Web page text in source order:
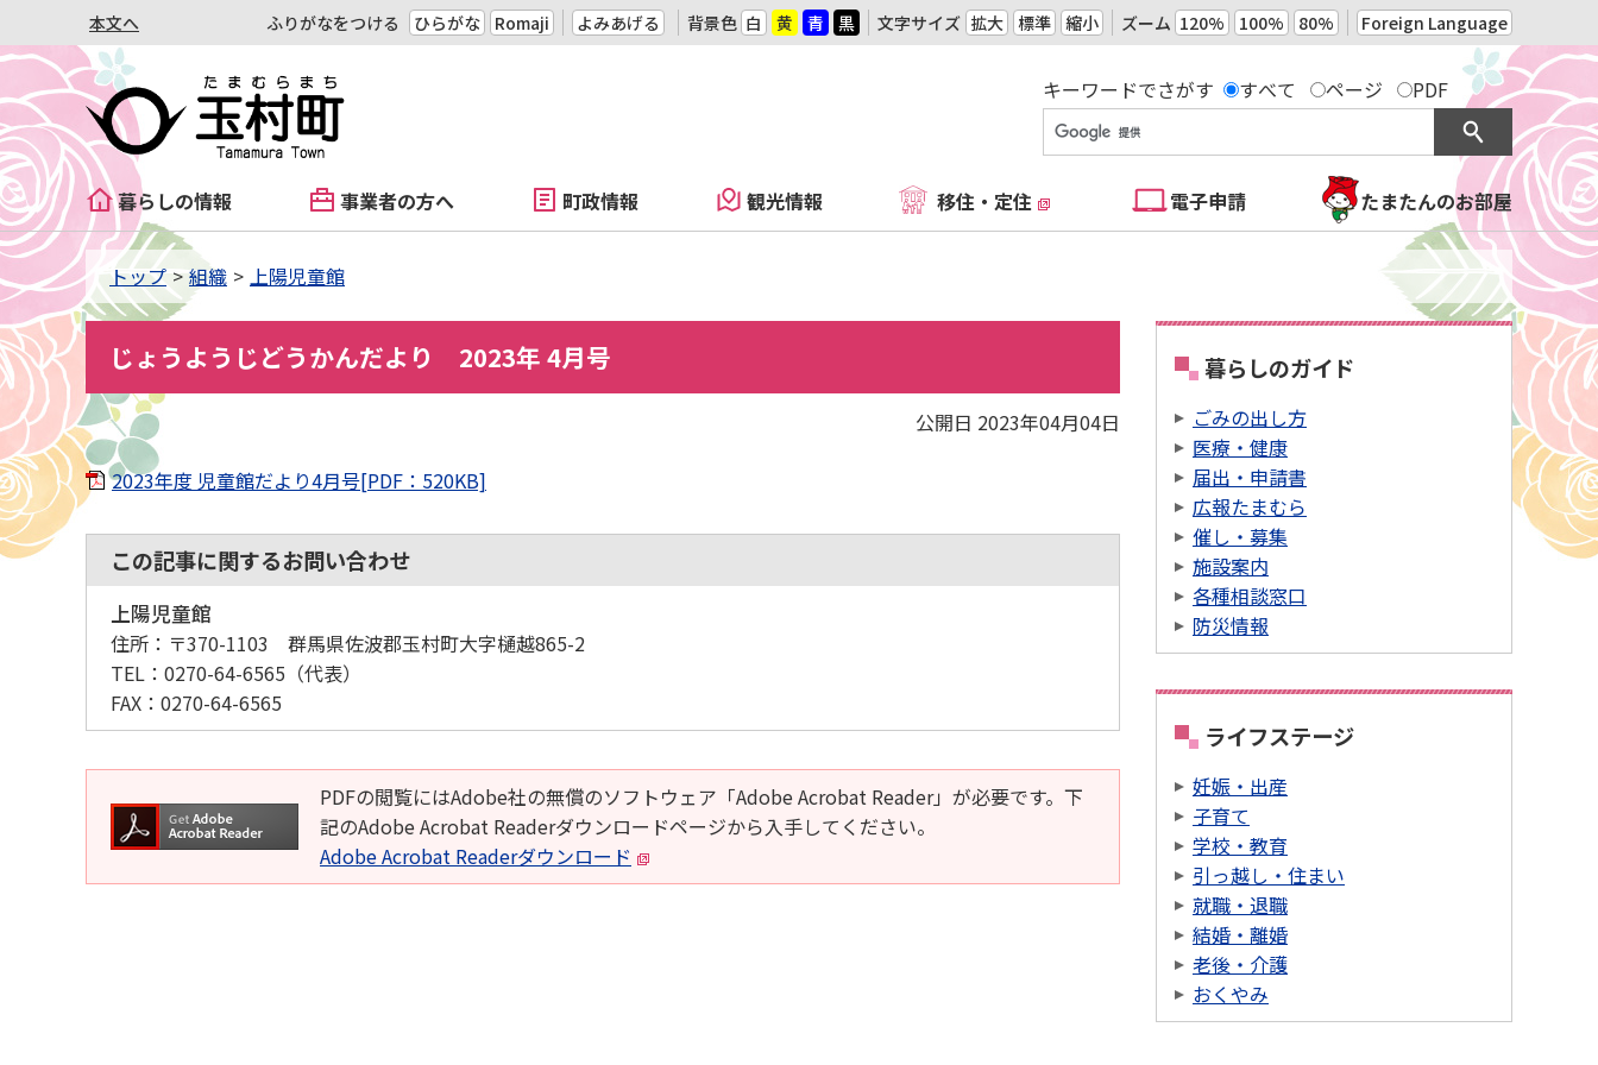
本文へ ふりがなをつける ひらがな Romaji よみあげる 背景色 白 黄 青 黒 文字サイズ 拡大 標準 縮小 ズーム 120% 100% 80% Foreign Language
キーワードでさがす すべて ページ PDF
暮らしの情報 事業者の方へ 町政情報 観光情報 移住・定住 電子申請 たまたんのお部屋
トップ 組織 上陽児童館
じょうようじどうかんだより 2023年 4月号
公開日 2023年04月04日
2023年度 児童館だより4月号[PDF：520KB]
この記事に関するお問い合わせ
上陽児童館
住所： 〒370-1103 群馬県佐波郡玉村町大字樋越865-2
TEL： 0270-64-6565 （代表）
FAX： 0270-64-6565
PDFの閲覧にはAdobe社の無償のソフトウェア「Adobe Acrobat Reader」が必要です。下
記のAdobe Acrobat Readerダウンロードページから入手してください。
Adobe Acrobat Readerダウンロード
暮らしのガイド
ごみの出し方
医療・健康
届出・申請書
広報たまむら
催し・募集
施設案内
各種相談窓口
防災情報
ライフステージ
妊娠・出産
子育て
学校・教育
引っ越し・住まい
就職・退職
結婚・離婚
老後・介護
おくやみ